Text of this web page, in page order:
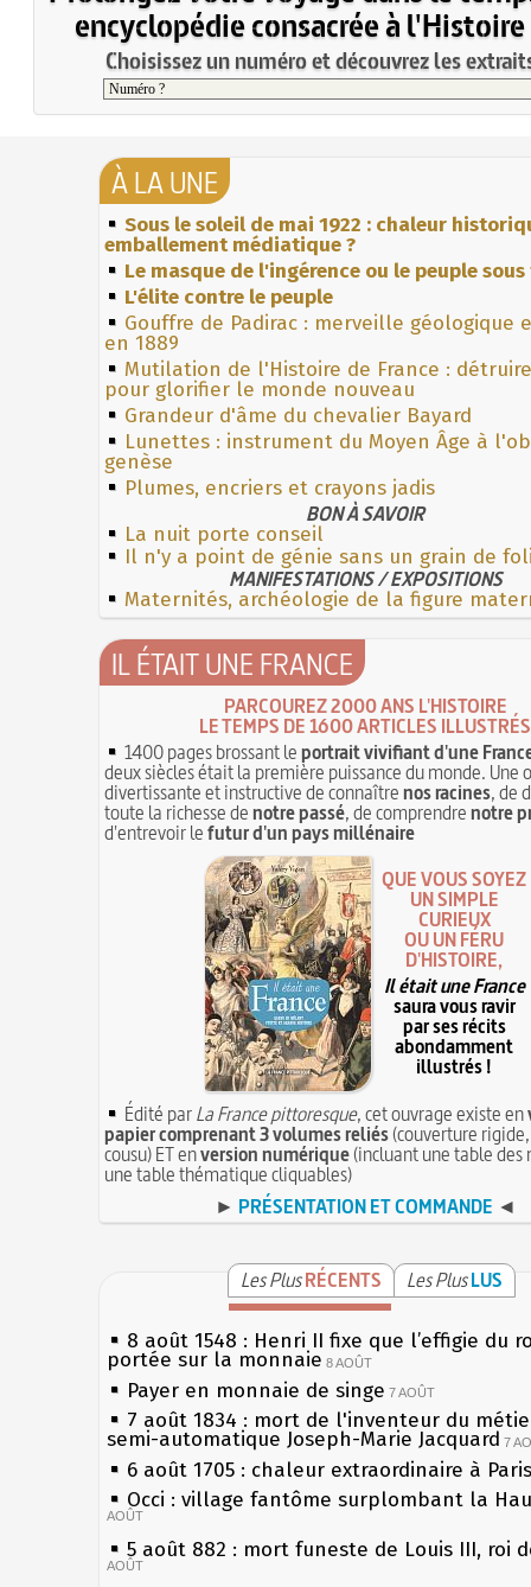
encyclopédie consacrée à l'Histoire
Choisissez un numéro et découvrez les
À LA UNE
Sous le soleil de mai 1922 : chaleur
emballement médiatique ?
Le masque de l'ingérence ou le peuple
L'élite contre le peuple
Gouffre de Padirac : merveille géologique
en 1889
Mutilation de l'Histoire de France :
pour glorifier le monde nouveau
Grandeur d'âme du chevalier Bayard
Lunettes : instrument du Moyen Âge à
genèse
Plumes, encriers et crayons jadis
BON À SAVOIR
La nuit porte conseil
Il n'y a point de génie sans un grain de
MANIFESTATIONS / EXPOSITIONS
Maternités, archéologie de la figure
IL ÉTAIT UNE FRANCE
PARCOUREZ 2000 ANS L'HISTOIRE
LE TEMPS DE 1600 ARTICLES ILLUSTRÉS
1400 pages brossant leportrait vivifiant d'une
deux siècles était la première puissance du monde. Une
divertissante et instructive de connaîtrenos racines, de
toute la richesse denotre passé, de comprendrenotre
d'entrevoir lefutur d'un pays millénaire
QUE VOUS SOYEZ
UN SIMPLE
CURIEUX
OU UN FÉRU
D'HISTOIRE,
Il était une France
saura vous ravir
par ses récits
abondamment
illustrés !
Édité parLa France pittoresque, cet ouvrage existe en
papier comprenant 3 volumes reliés(couverture
cousu) ET enversion numérique(incluant une table des
une table thématique cliquables)
► PRÉSENTATION ET COMMANDE ◄
Les PlusRÉCENTS Les PlusLUS
8 août 1548 : Henri II fixe que l’effigie du
portée sur la monnaie 8 AOÛT
Payer en monnaie de singe 7 AOÛT
7 août 1834 : mort de l'inventeur du
semi-automatique Joseph-Marie Jacquard 7
6 août 1705 : chaleur extraordinaire à Paris
Occi : village fantôme surplombant la
AOÛT
5 août 882 : mort funeste de Louis III, roi
AOÛT